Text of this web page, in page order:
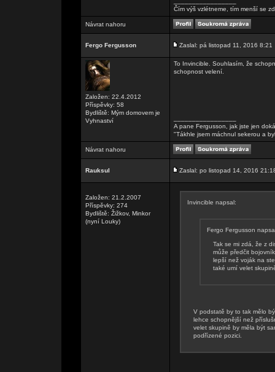
Čím výš vzlétneme, tím menší se
Návrat nahoru
Fergo Fergusson Zaslal: pá listopad 11, 2016 8:21
Založen: 22.4.2012
Příspěvky: 58
Bydliště: Mým domovem je
Vyhnaství
To Invincible. Souhlasím, že
schopnost velení.
A pane Fergusson, jak jste jen
"Tákhle jsem máchnul sekerou a
Návrat nahoru
Rauksul Zaslal: po listopad 14, 2016
Založen: 21.2.2007
Příspěvky: 274
Bydliště: Žižkov, Minkor
(nyní Louky)
Invincible napsal:
Fergo Fergusson
Tak se mi zdá, že z
může předčit
lepší než voják na
také umí velet
V podstatě by to tak mělo
lehce schopnější než
velet skupině by měla být
podřízené pozici.